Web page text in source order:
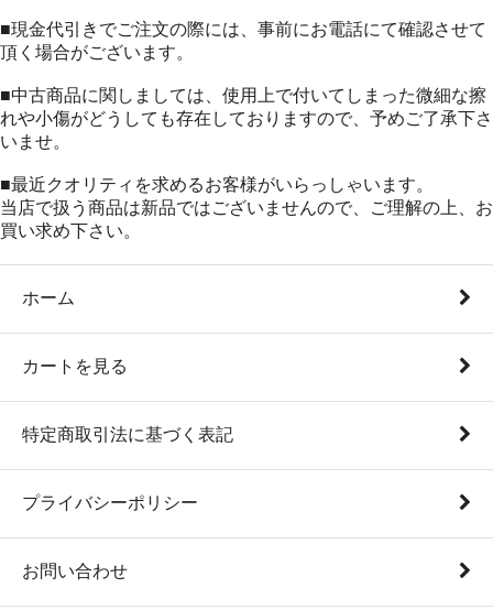
■現金代引きでご注文の際には、事前にお電話にて確認させて
頂く場合がございます。
■中古商品に関しましては、使用上で付いてしまった微細な擦
れや小傷がどうしても存在しておりますので、予めご了承下さ
いませ。
■最近クオリティを求めるお客様がいらっしゃいます。
当店で扱う商品は新品ではございませんので、ご理解の上、お
買い求め下さい。
ホーム
カートを見る
特定商取引法に基づく表記
プライバシーポリシー
お問い合わせ